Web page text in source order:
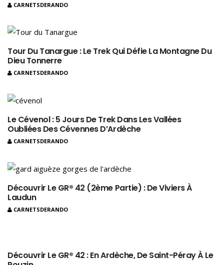
CARNETSDERANDO
Tour Du Tanargue : Le Trek Qui Défie La Montagne Du
Dieu Tonnerre
CARNETSDERANDO
Le Cévenol : 5 Jours De Trek Dans Les Vallées
Oubliées Des Cévennes D’Ardèche
CARNETSDERANDO
Découvrir Le GR® 42 (2ème Partie) : De Viviers À
Laudun
CARNETSDERANDO
Découvrir Le GR® 42 : En Ardèche, De Saint-Péray À Le